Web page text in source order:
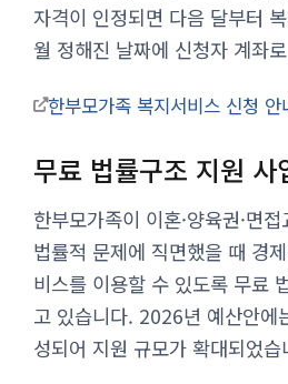
자격이 인정되면 다음 달부터
월 정해진 날짜에 신청자 계좌
한부모가족 복지서비스 신청 안
무료 법률구조 지원 사
한부모가족이 이혼·양육권·면
법률적 문제에 직면했을 때 경
비스를 이용할 수 있도록 무료
고 있습니다. 2026년 예산안에
성되어 지원 규모가 확대되었습